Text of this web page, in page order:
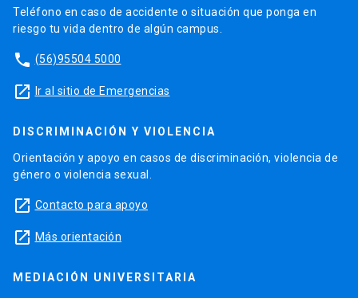
Teléfono en caso de accidente o situación que ponga en
riesgo tu vida dentro de algún campus.
phone (56)95504 5000
launch Ir al sitio de Emergencias
DISCRIMINACIÓN Y VIOLENCIA
Orientación y apoyo en casos de discriminación, violencia de
género o violencia sexual.
launch Contacto para apoyo
launch Más orientación
MEDIACIÓN UNIVERSITARIA